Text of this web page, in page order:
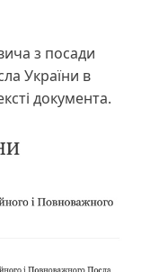
з посади
України в
документа.